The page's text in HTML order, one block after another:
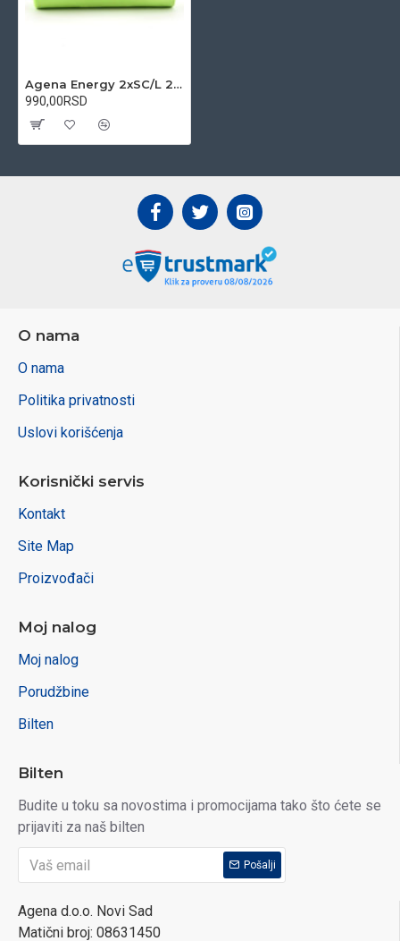
Agena Energy 2xSC/L 2.4V 2000mAh Ni-Cd baterijsko pakovanje
990,00RSD
O nama
O nama
Politika privatnosti
Uslovi korišćenja
Korisnički servis
Kontakt
Site Map
Proizvođači
Moj nalog
Moj nalog
Porudžbine
Bilten
Bilten
Budite u toku sa novostima i promocijama tako što ćete se
prijaviti za naš bilten
Pošalji
Agena d.o.o. Novi Sad
Matični broj: 08631450